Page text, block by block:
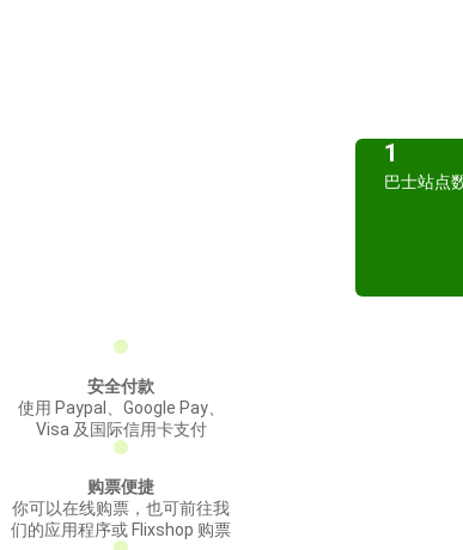
1
巴士站点
安全付款
使用 Paypal、Google Pay、
Visa 及国际信用卡支付
购票便捷
你可以在线购票，也可前往我
们的应用程序或 Flixshop 购票